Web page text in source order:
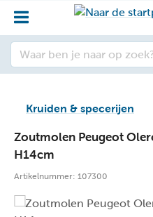
Kruiden & specerijen
Zoutmolen Peugeot
H14cm
Artikelnummer: 107300